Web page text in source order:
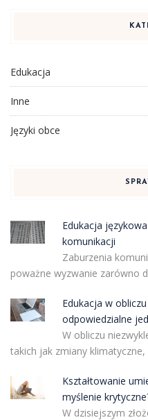
Edukacja
Inne
Języki obce
Edukacja
komunikacji
Zaburzenia
poważne wyzwanie zarówno
Edukacja w
odpowiedzialne
W obliczu
takich jak zmiany
Kształtowanie
myślenie
W dzisiejszym